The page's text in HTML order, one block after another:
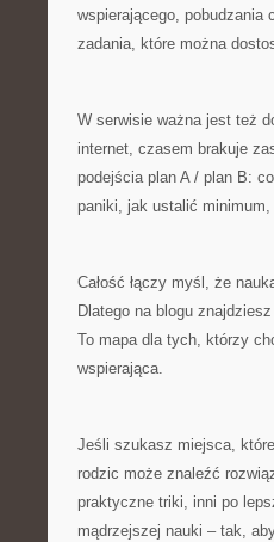
wspierającego, pobudzania
zadania, które można
W serwisie ważna jest też
internet, czasem brakuje
podejścia plan A / plan B:
paniki, jak ustalić
Całość łączy myśl, że
Dlatego na blogu
To mapa dla tych, którzy
wspierająca.
Jeśli szukasz miejsca,
rodzic może znaleźć
praktyczne triki, inni po
mądrzejszej nauki – tak,